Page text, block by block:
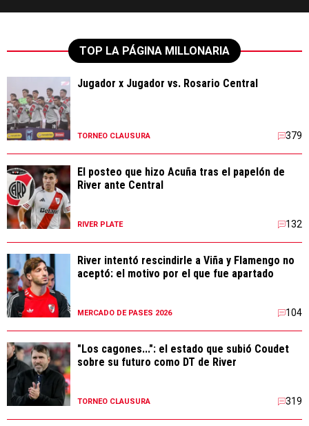
TOP LA PÁGINA MILLONARIA
Jugador x Jugador vs. Rosario Central
TORNEO CLAUSURA 379
El posteo que hizo Acuña tras el papelón de
River ante Central
RIVER PLATE 132
River intentó rescindirle a Viña y Flamengo no
aceptó: el motivo por el que fue apartado
MERCADO DE PASES 2026 104
"Los cagones...": el estado que subió Coudet
sobre su futuro como DT de River
TORNEO CLAUSURA 319